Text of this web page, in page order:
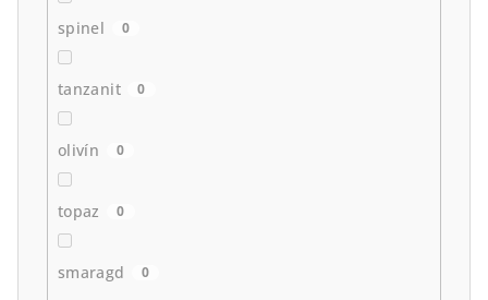
spinel 0
tanzanit 0
olivín 0
topaz 0
smaragd 0